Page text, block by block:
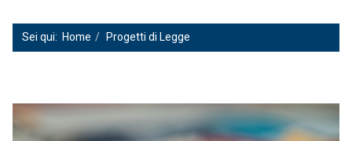
Sei qui: Home Progetti di Legge